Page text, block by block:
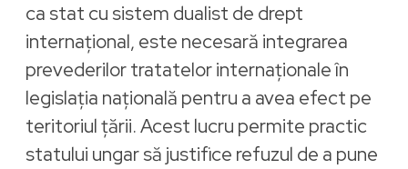
ca stat cu sistem dualist de drept
internațional, este necesară integrarea
prevederilor tratatelor internaționale în
legislația națională pentru a avea efect pe
teritoriul țării. Acest lucru permite practic
statului ungar să justifice refuzul de a pune